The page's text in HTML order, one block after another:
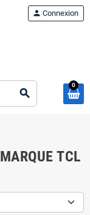
search
person Connexion
0
TCL